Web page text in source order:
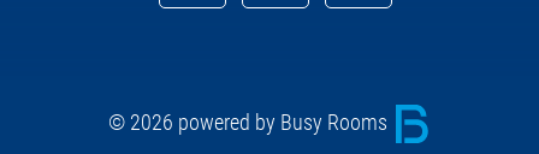
© 2026 powered by Busy Rooms